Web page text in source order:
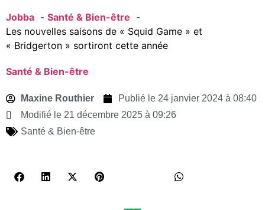
Jobba
Santé & Bien-être
Les nouvelles saisons de « Squid Game » et
« Bridgerton » sortiront cette année
Santé & Bien-être
Maxine Routhier Publié le 24 janvier 2024 à 08:40
Modifié le 21 décembre 2025 à 09:26
Santé & Bien-être